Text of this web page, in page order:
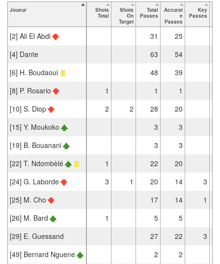
Joueur
Shots
Total
Shots
On
Target
Total
Passes
Accurat
e
Passes
Key
Passes
[2] Ali El Abdi 31
25
[4] Dante
63
54
[6] H. Boudaoui
48
39
[8] P. Rosario
1 1
1
[10] S. Diop
2 2 28
20
[15] Y. Moukoko
3
3
[19] B. Bouanani
3
3
[22] T. Ndombèlé
1 22
20
[24] G. Laborde
3 1 20 14
3
[25] M. Cho
17 14
1
[26] M. Bard
1 5
5
[29] E. Guessand
27 22
3
[49] Bernard Nguene
2 2